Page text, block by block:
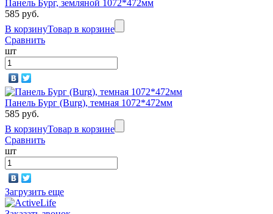
Rocky
Спелый
каштан
Rocky
Тайга
Rocky
Панель Бург, земляной 1072*472мм
585 руб.
В корзинуТовар в корзине
Сравнить
шт
Панель Бург (Burg), темная 1072*472мм
585 руб.
В корзинуТовар в корзине
Сравнить
шт
Загрузить еще